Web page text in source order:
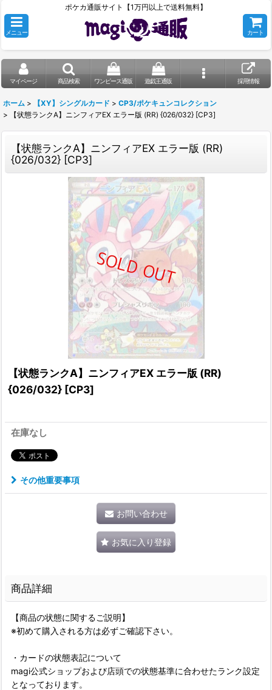
ポケカ通販サイト【1万円以上で送料無料】
メニュー カート
マイページ 商品検索 ワンピース通販 遊戯王通販 採用情報
ホーム > 【XY】シングルカード > CP3/ポケキュンコレクション
>
【状態ランクA】ニンフィアEX エラー版 (RR) {026/032} [CP3]
【状態ランクA】ニンフィアEX エラー版 (RR)
{026/032} [CP3]
【状態ランクA】ニンフィアEX エラー版 (RR)
{026/032} [CP3]
在庫なし
その他重要事項
お問い合わせ
お気に入り登録
商品詳細
【商品の状態に関するご説明】
※初めて購入される方は必ずご確認下さい。
・カードの状態表記について
magi公式ショップおよび店頭での状態基準に合わせたランク設定
となっております。